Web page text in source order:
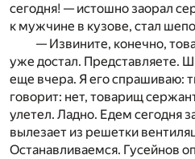
сегодня! — истошно заорал
к мужчине в кузове, стал
— Извините, конечно,
уже достал. Представляете.
еще вчера. Я его спрашиваю:
говорит: нет, товарищ
улетел. Ладно. Едем сегодня
вылезает из решетки
Останавливаемся. Гусейнов